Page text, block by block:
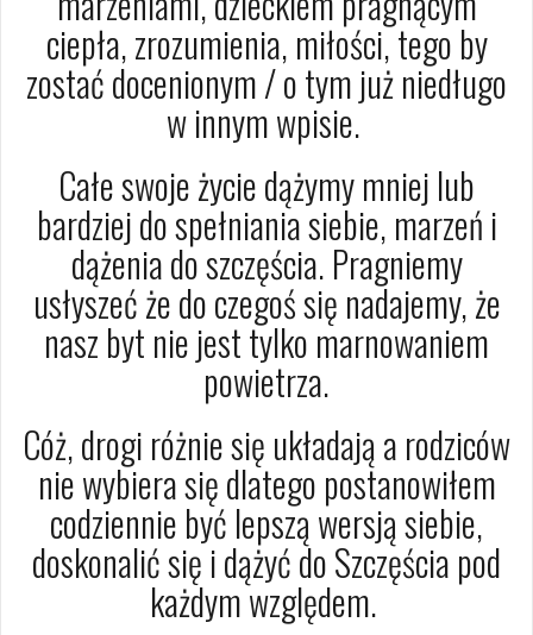
ciepła, zrozumienia, miłości, tego by
zostać docenionym / o tym już niedługo
w innym wpisie.
Całe swoje życie dążymy mniej lub
bardziej do spełniania siebie, marzeń i
dążenia do szczęścia. Pragniemy
usłyszeć że do czegoś się nadajemy, że
nasz byt nie jest tylko marnowaniem
powietrza.
Cóż, drogi różnie się układają a rodziców
nie wybiera się dlatego postanowiłem
codziennie być lepszą wersją siebie,
doskonalić się i dążyć do Szczęścia pod
każdym względem.